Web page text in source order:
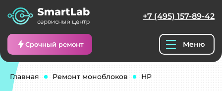
+7 (495) 157-89-42
Срочный ремонт Меню
Главная Ремонт моноблоков HP